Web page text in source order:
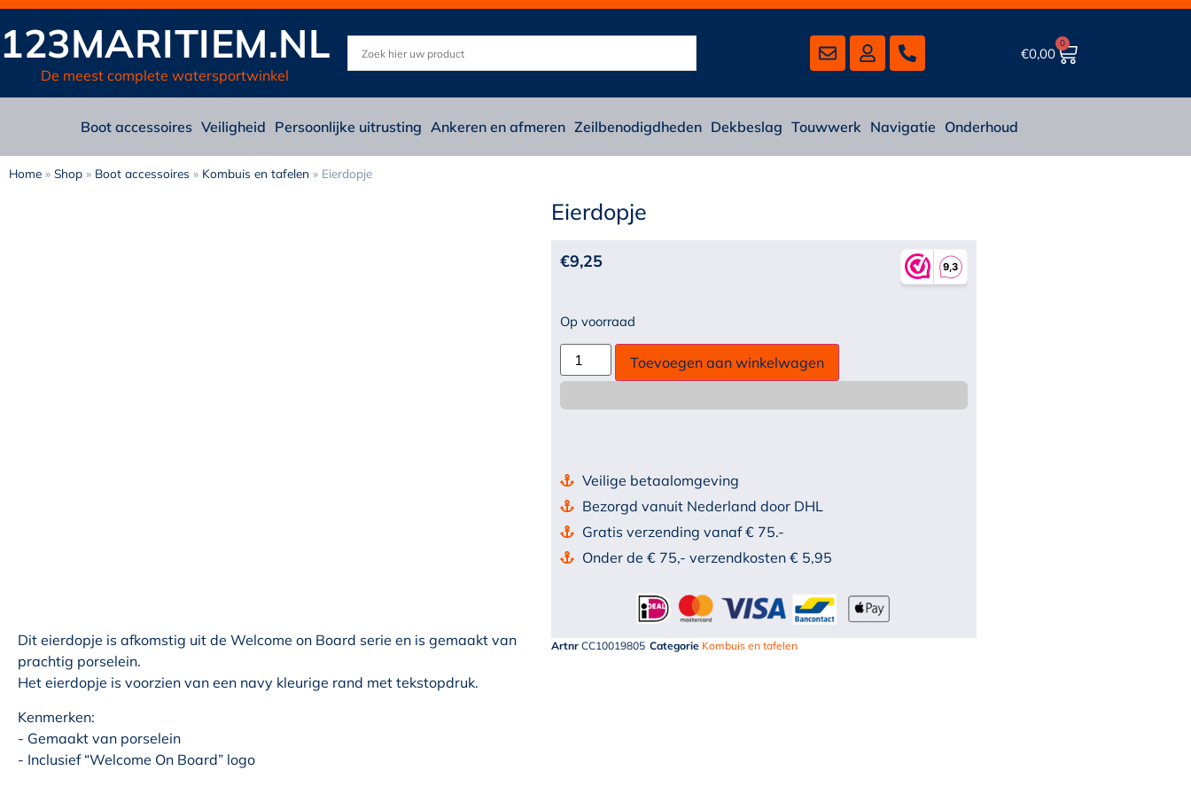
123MARITIEM.NL
De meest complete watersportwinkel
€0,00
0
Boot accessoires Veiligheid Persoonlijke uitrusting Ankeren en afmeren Zeilbenodigdheden Dekbeslag Touwwerk Navigatie Onderhoud
Home » Shop » Boot accessoires » Kombuis en tafelen » Eierdopje
Dit eierdopje is afkomstig uit de Welcome on Board serie en is gemaakt van
prachtig porselein.
Het eierdopje is voorzien van een navy kleurige rand met tekstopdruk.
Kenmerken:
- Gemaakt van porselein
- Inclusief “Welcome On Board” logo
Eierdopje
€9,25
Op voorraad
Toevoegen aan winkelwagen
Veilige betaalomgeving
Bezorgd vanuit Nederland door DHL
Gratis verzending vanaf € 75.-
Onder de € 75,- verzendkosten € 5,95
Artnr CC10019805 Categorie Kombuis en tafelen